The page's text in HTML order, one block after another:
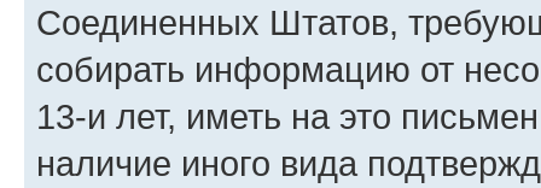
Соединенных Штатов,
собирать информацию от
13-и лет, иметь на это
наличие иного вида